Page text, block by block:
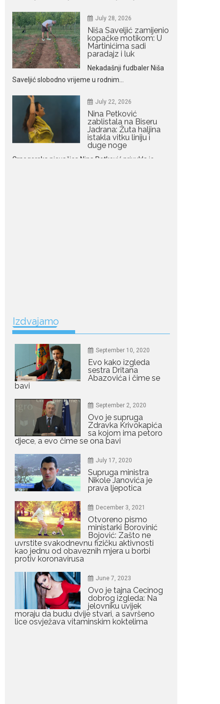
Saveljić slobodno vrijeme u rodnim...
July 22, 2026
Nina Petković
zablistala na Biseru
Jadrana: Žuta haljina
istakla vitku liniju i
duge noge
Crnogorska pjevačica Nina Petković privukla je
brojne poglede...
July 21, 2026
Odlazak legendarne
Olivere Katarine: Umrla
u 87. godini
kupaćem: Poslije
zategnuta kao praćka
Crnogorska voditeljka Dejana Golubović Pejović
ponovo je oduševila...
Raskid sa ovim
znakovima zodijaka
teško mogu da se
zaborave
Bilo da je riječ o njihovoj harizmi, emocionalnoj...
Porodična sreća na
Žabljaku: Dejana i Ilija
pokazali da ljubav ne
blijedi
Bračni par, voditelji RTCG,
Ilija Pejović i Dejana...
July 29, 2026
tepihu u Tivtu: Crna
haljina istakla njenu
vitku liniju
Crnogorska pjevačica Nina
Petković privukla je pažnju na...
Izdvajamo
September 10, 2020
Evo kako izgleda
sestra Dritana
Abazovića i čime se
bavi
September 2, 2020
Ovo je supruga
Zdravka Krivokapića
sa kojom ima petoro
djece, a evo čime se ona bavi
July 17, 2020
Supruga ministra
Nikole Janovića je
prava ljepotica
December 3, 2021
Otvoreno pismo
ministarki Borovinić
Bojović: Zašto ne
uvrstite svakodnevnu fizičku aktivnosti
kao jednu od obaveznih mjera u borbi
protiv koronavirusa
June 7, 2023
Ovo je tajna Cecinog
dobrog izgleda: Na
jelovniku uvijek
moraju da budu dvije stvari, a savršeno
lice osvježava vitaminskim koktelima